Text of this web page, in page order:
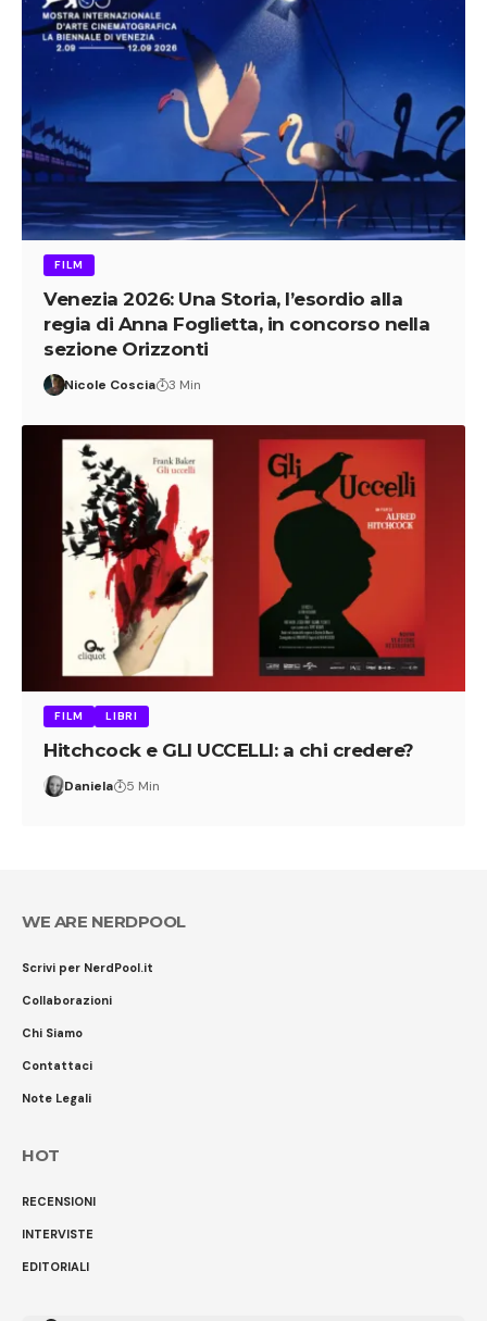
FILM
Venezia 2026: Una Storia, l’esordio alla
regia di Anna Foglietta, in concorso nella
sezione Orizzonti
Nicole Coscia 3 Min
FILM LIBRI
Hitchcock e GLI UCCELLI: a chi credere?
Daniela 5 Min
WE ARE NERDPOOL
Scrivi per NerdPool.it
Collaborazioni
Chi Siamo
Contattaci
Note Legali
HOT
RECENSIONI
INTERVISTE
EDITORIALI